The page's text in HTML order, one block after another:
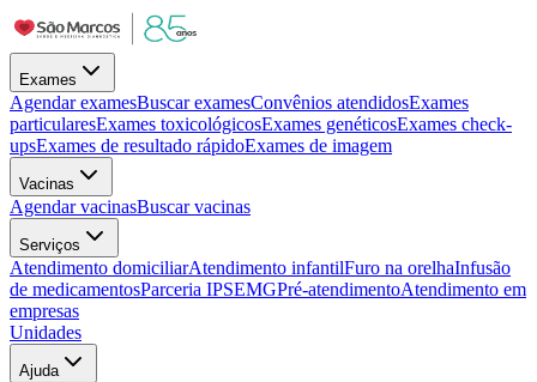
Exames
Agendar examesBuscar examesConvênios atendidosExames
particularesExames toxicológicosExames genéticosExames check-
upsExames de resultado rápidoExames de imagem
Vacinas
Agendar vacinasBuscar vacinas
Serviços
Atendimento domiciliarAtendimento infantilFuro na orelhaInfusão
de medicamentosParceria IPSEMGPré-atendimentoAtendimento em
empresas
Unidades
Ajuda